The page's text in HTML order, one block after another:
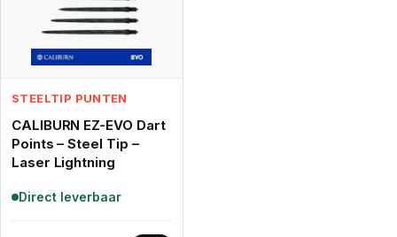
STEELTIP PUNTEN
CALIBURN EZ-EVO Dart
Points – Steel Tip –
Laser Lightning
Direct leverbaar